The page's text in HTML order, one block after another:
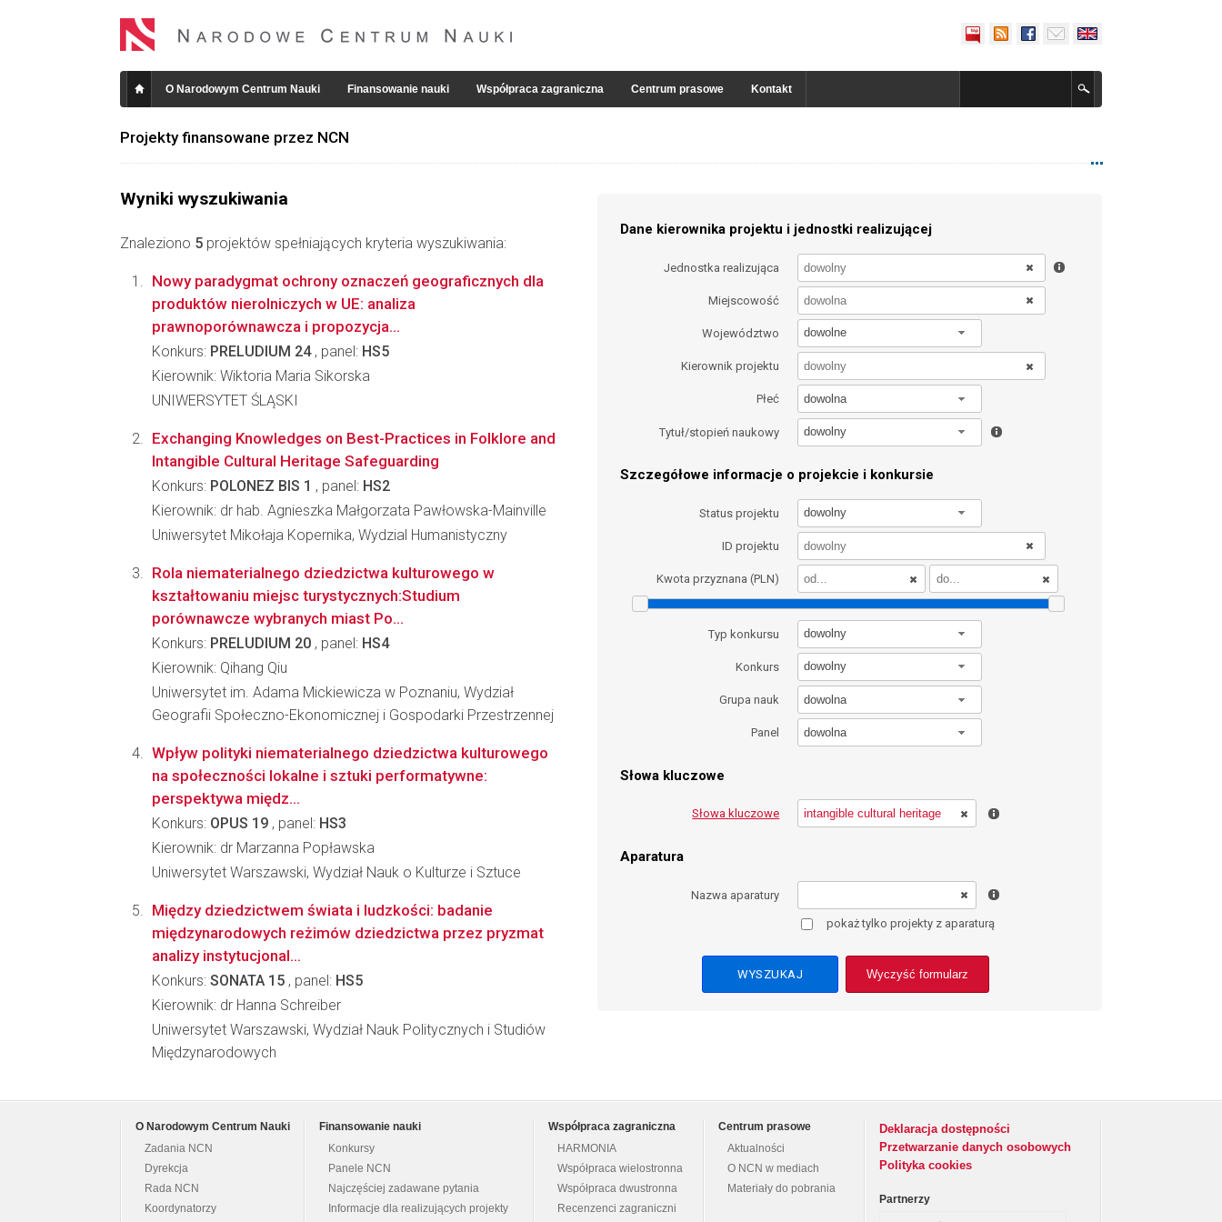
O Narodowym Centrum Nauki Finansowanie nauki Współpraca zagraniczna Centrum prasowe Kontakt
Projekty finansowane przez NCN
Wyniki wyszukiwania
Znaleziono 5 projektów spełniających kryteria wyszukiwania:
Dane kierownika projektu i jednostki realizującej
Jednostka realizująca
Miejscowość
Województwo dowolne
Kierownik projektu
Płeć dowolna
Tytuł/stopień naukowy dowolny
Szczegółowe informacje o projekcie i konkursie
Status projektu dowolny
ID projektu
Kwota przyznana (PLN)
Typ konkursu dowolny
Konkurs dowolny
Grupa nauk dowolna
Panel dowolna
Słowa kluczowe
Słowa kluczowe
Aparatura
Nazwa aparatury
pokaż tylko projekty z aparaturą
Wyczyść formularz
Nowy paradygmat ochrony oznaczeń geograficznych dla
produktów nierolniczych w UE: analiza
prawnoporównawcza i propozycja...
Konkurs: PRELUDIUM 24, panel: HS5
Kierownik: Wiktoria Maria Sikorska
UNIWERSYTET ŚLĄSKI
Exchanging Knowledges on Best-Practices in Folklore and
Intangible Cultural Heritage Safeguarding
Konkurs: POLONEZ BIS 1 , panel: HS2
Kierownik: dr hab. Agnieszka Małgorzata Pawłowska-Mainville
Uniwersytet Mikołaja Kopernika, Wydzial Humanistyczny
Rola niematerialnego dziedzictwa kulturowego w
kształtowaniu miejsc turystycznych:Studium
porównawcze wybranych miast Po...
Konkurs: PRELUDIUM 20 , panel: HS4
Kierownik: Qihang Qiu
Uniwersytet im. Adama Mickiewicza w Poznaniu, Wydział
Geografii Społeczno-Ekonomicznej i Gospodarki Przestrzennej
Wpływ polityki niematerialnego dziedzictwa kulturowego
na społeczności lokalne i sztuki performatywne:
perspektywa międz...
Konkurs: OPUS 19 , panel: HS3
Kierownik: dr Marzanna Popławska
Uniwersytet Warszawski, Wydział Nauk o Kulturze i Sztuce
Między dziedzictwem świata i ludzkości: badanie
międzynarodowych reżimów dziedzictwa przez pryzmat
analizy instytucjonal...
Konkurs: SONATA 15 , panel: HS5
Kierownik: dr Hanna Schreiber
Uniwersytet Warszawski, Wydział Nauk Politycznych i Studiów
Międzynarodowych
O Narodowym Centrum Nauki
Zadania NCN
Dyrekcja
Rada NCN
Koordynatorzy
Finansowanie nauki
Konkursy
Panele NCN
Najczęściej zadawane pytania
Informacje dla realizujących projekty
Współpraca zagraniczna
HARMONIA
Współpraca wielostronna
Współpraca dwustronna
Recenzenci zagraniczni
Centrum prasowe
Aktualności
O NCN w mediach
Materiały do pobrania
Deklaracja dostępności
Przetwarzanie danych osobowych
Polityka cookies
Partnerzy